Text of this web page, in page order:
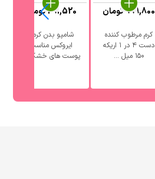
کرم مرطوب کننده
دست ۴ در ۱ اریکه
۱۵۰ میل ...
999,800تومان
شامپو بدن کرمی
ایروکس مناسب
پوست های خشک ...
291,520تومان